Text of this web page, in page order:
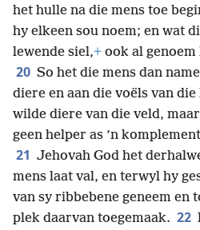
het hulle na die mens toe
hy elkeen sou noem; en wat
lewende siel,+ ook al genoem
20 So het die mens dan
diere en aan die voëls van
wilde diere van die veld,
geen helper as ’n
21 Jehovah God het
mens laat val, en terwyl hy
van sy ribbebene geneem en
plek daarvan toegemaak. 22